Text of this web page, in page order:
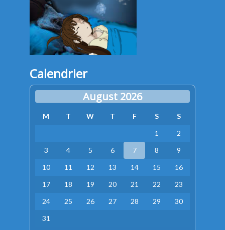
Calendrier
August 2026
M T W T F S
S
1
2
3
4 5 6 7 8
9
10
11 12 13 14 15
16
17
18 19 20 21 22
23
24
25 26 27 28 29
30
31